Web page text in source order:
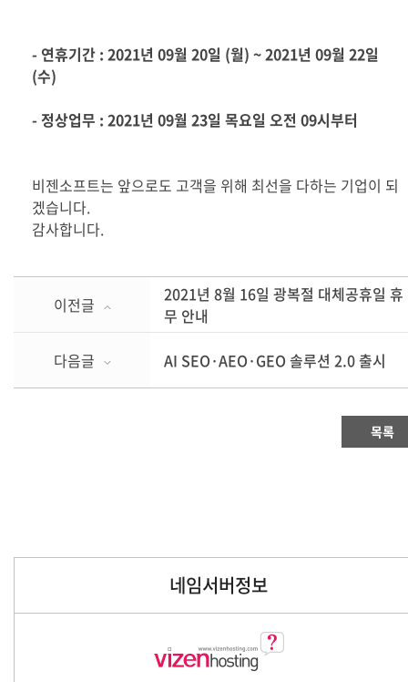
- 연휴기간 : 2021년 09월 20일 (월) ~ 2021년 09월 22일
(수)
- 정상업무 : 2021년 09월 23일 목요일 오전 09시부터
비젠소프트는 앞으로도 고객을 위해 최선을 다하는 기업이 되
겠습니다.
감사합니다.
이전글
2021년 8월 16일 광복절 대체공휴일 휴
무 안내
다음글 AI SEO·AEO·GEO 솔루션 2.0 출시
목록
네임서버정보